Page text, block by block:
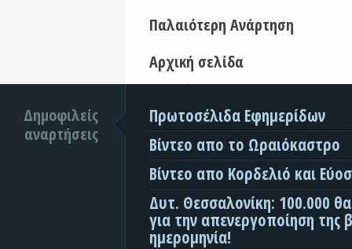
Παλαιότερη Ανάρτηση
Αρχική σελίδα
Δημοφιλείς
αναρτήσεις
Πρωτοσέλιδα Εφημερίδων
Βίντεο απο το Ωραιόκαστρο
Βίντεο απο Κορδελιό και
Δυτ. Θεσσαλονίκη: 100.000
για την απενεργοποίηση της
ημερομηνία!